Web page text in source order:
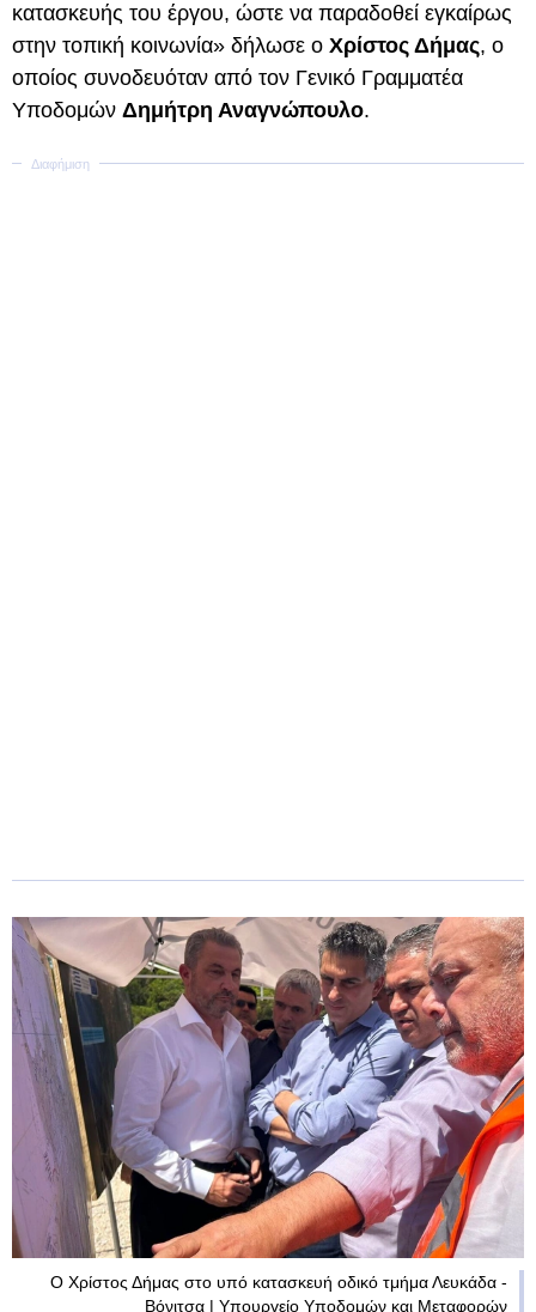
κατασκευής του έργου, ώστε να παραδοθεί εγκαίρως
στην τοπική κοινωνία» δήλωσε ο Χρίστος Δήμας, ο
οποίος συνοδευόταν από τον Γενικό Γραμματέα
Υποδομών Δημήτρη Αναγνώπουλο.
Ο Χρίστος Δήμας στο υπό κατασκευή οδικό τμήμα Λευκάδα -
Βόνιτσα | Υπουργείο Υποδομών και Μεταφορών